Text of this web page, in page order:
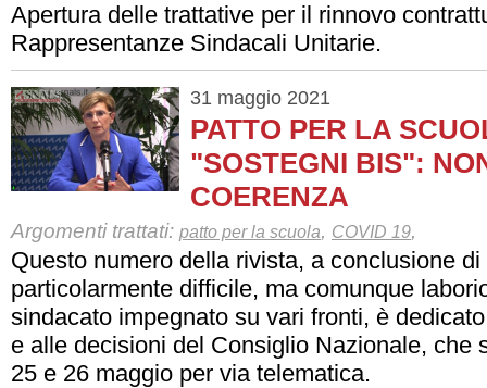
Apertura delle trattative per il rinnovo
Rappresentanze Sindacali Unitarie.
31 maggio 2021
PATTO PER LA
"SOSTEGNI BIS":
COERENZA
Argomenti trattati: patto per la scuola, COVID 19,
Questo numero della rivista, a conclusione
particolarmente difficile, ma comunque
sindacato impegnato su vari fronti, è
e alle decisioni del Consiglio Nazionale, che
25 e 26 maggio per via telematica.